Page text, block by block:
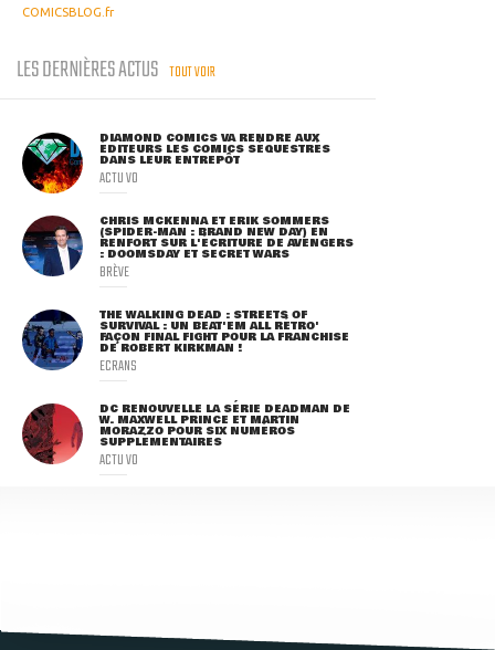
COMICSBLOG.fr
LES DERNIÈRES ACTUS TOUT VOIR
DIAMOND COMICS VA RENDRE AUX
ÉDITEURS LES COMICS SÉQUESTRÉS
DANS LEUR ENTREPÔT
ACTU VO
CHRIS MCKENNA ET ERIK SOMMERS
(SPIDER-MAN : BRAND NEW DAY) EN
RENFORT SUR L'ÉCRITURE DE AVENGERS
: DOOMSDAY ET SECRET WARS
BRÈVE
THE WALKING DEAD : STREETS OF
SURVIVAL : UN BEAT'EM ALL RÉTRO'
FAÇON FINAL FIGHT POUR LA FRANCHISE
DE ROBERT KIRKMAN !
ECRANS
DC RENOUVELLE LA SÉRIE DEADMAN DE
W. MAXWELL PRINCE ET MARTIN
MORAZZO POUR SIX NUMÉROS
SUPPLÉMENTAIRES
ACTU VO